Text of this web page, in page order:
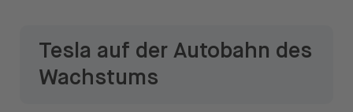
Sicherheit & Schutz
Tesla auf der Autobahn des
Wachstums